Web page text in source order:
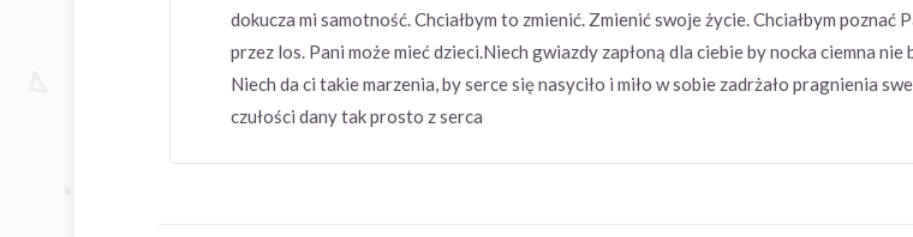
dokucza mi samotność. Chciałbym to zmienić. Zmienić swoje życie. Chciałbym
przez los. Pani może mieć dzieci.Niech gwiazdy zapłoną dla ciebie by nocka ciemna
Niech da ci takie marzenia, by serce się nasyciło i miło w sobie zadrżało pragnienia
czułości dany tak prosto z serca